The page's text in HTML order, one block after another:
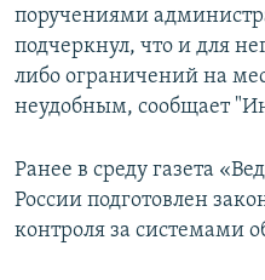
поручениями
подчеркнул, что и для
либо ограничений на
неудобным, сообщает
Ранее в среду газета
России подготовлен
контроля за системами